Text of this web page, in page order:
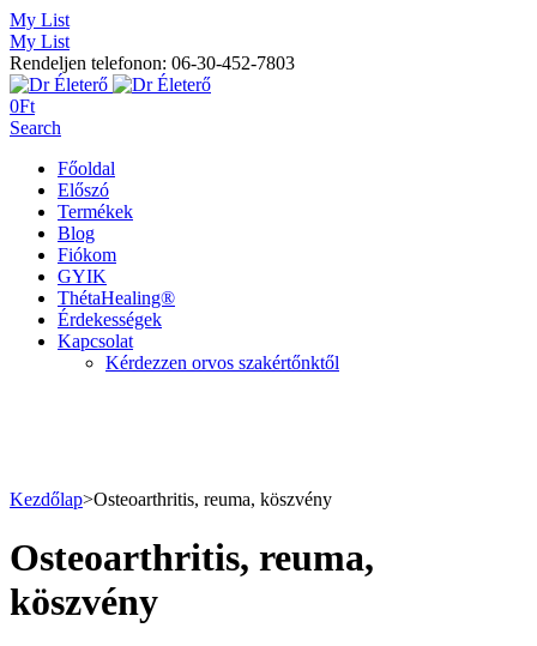
My List
My List
Rendeljen telefonon: 06-30-452-7803
0Ft
Search
Főoldal
Előszó
Termékek
Blog
Fiókom
GYIK
ThétaHealing®
Érdekességek
Kapcsolat
Kérdezzen orvos szakértőnktől
Kezdőlap>Osteoarthritis, reuma, köszvény
Osteoarthritis, reuma,
köszvény